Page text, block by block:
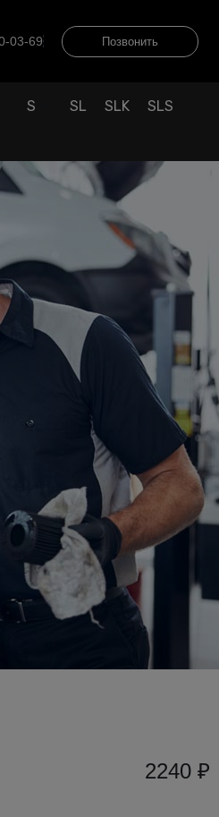
03-69 Позвонить
S SL SLK
SLS
2240 ₽